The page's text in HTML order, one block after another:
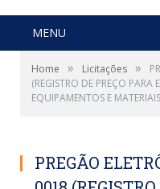
MENU
Home » Licitações »
(REGISTRO DE PREÇO
EQUIPAMENTOS E
PREGÃO